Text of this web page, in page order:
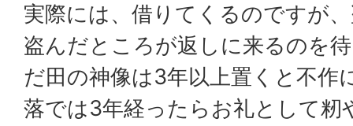
実際には、借りてくるのですが
盗んだところが返しに来るのを
だ田の神像は3年以上置くと不作
落では3年経ったらお礼として籾